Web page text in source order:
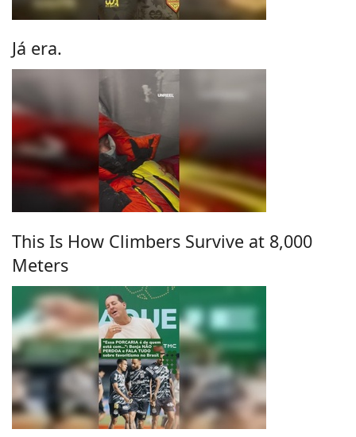
Já era.
This Is How Climbers Survive at 8,000
Meters